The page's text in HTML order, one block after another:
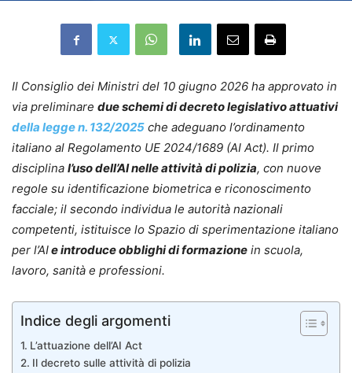
Il Consiglio dei Ministri del 10 giugno 2026 ha approvato in
via preliminare due schemi di decreto legislativo attuativi
della legge n. 132/2025 che adeguano l’ordinamento
italiano al Regolamento UE 2024/1689 (AI Act). Il primo
disciplina l’uso dell’AI nelle attività di polizia, con nuove
regole su identificazione biometrica e riconoscimento
facciale; il secondo individua le autorità nazionali
competenti, istituisce lo Spazio di sperimentazione italiano
per l’AIe introduce obblighi di formazione in scuola,
lavoro, sanità e professioni.
Indice degli argomenti
L’attuazione dell’AI Act
Il decreto sulle attività di polizia